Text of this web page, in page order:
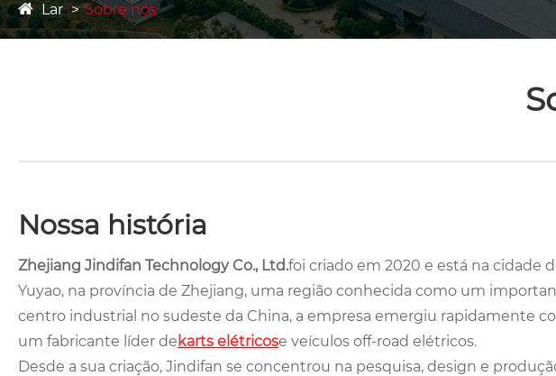
Lar Sobre nós
Nossa história
Zhejiang Jindifan Technology Co., Ltd.foi criado em 2020 e está na cidade
Yuyao, na província de Zhejiang, uma região conhecida como um
centro industrial no sudeste da China, a empresa emergiu rapidamente
um fabricante líder de karts elétricose veículos off-road elétricos.
Desde a sua criação, Jindifan se concentrou na pesquisa, design e